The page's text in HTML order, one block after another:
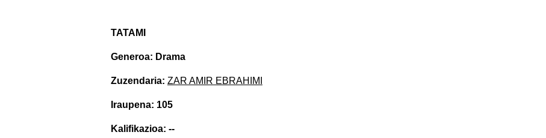
TATAMI
Generoa: Drama
Zuzendaria: ZAR AMIR EBRAHIMI
Iraupena: 105
Kalifikazioa: --